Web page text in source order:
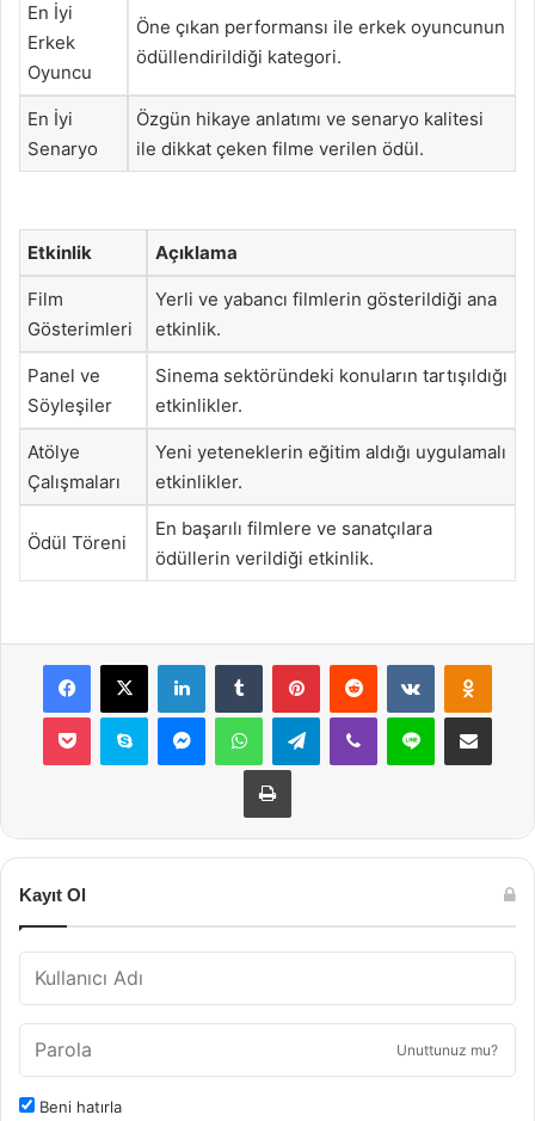
En İyi
Erkek
Oyuncu
Öne çıkan performansı ile erkek oyuncunun
ödüllendirildiği kategori.
En İyi
Senaryo
Özgün hikaye anlatımı ve senaryo kalitesi
ile dikkat çeken filme verilen ödül.
Etkinlik Açıklama
Film
Gösterimleri
Yerli ve yabancı filmlerin gösterildiği ana
etkinlik.
Panel ve
Söyleşiler
Sinema sektöründeki konuların tartışıldığı
etkinlikler.
Atölye
Çalışmaları
Yeni yeteneklerin eğitim aldığı uygulamalı
etkinlikler.
Ödül Töreni
En başarılı filmlere ve sanatçılara
ödüllerin verildiği etkinlik.
Facebook
X LinkedInTumblr PinterestReddit VKontakte
Pocket Skype MessengerWhatsAppTelegramViber Line E-Posta ile
Yazdır
Kayıt Ol
Unuttunuz mu?
Beni hatırla